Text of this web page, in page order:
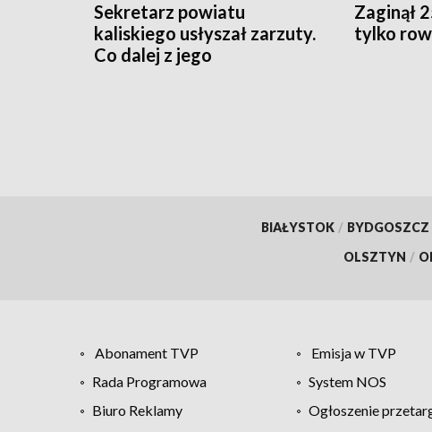
Sekretarz powiatu
kaliskiego usłyszał zarzuty.
Co dalej z jego
Zaginął
tylko
BIAŁYSTOK / BYDGOSZCZ
OLSZTYN /
Abonament TVP Emisja w TVP
Rada Programowa
System NOS
Biuro Reklamy
Ogłoszenie